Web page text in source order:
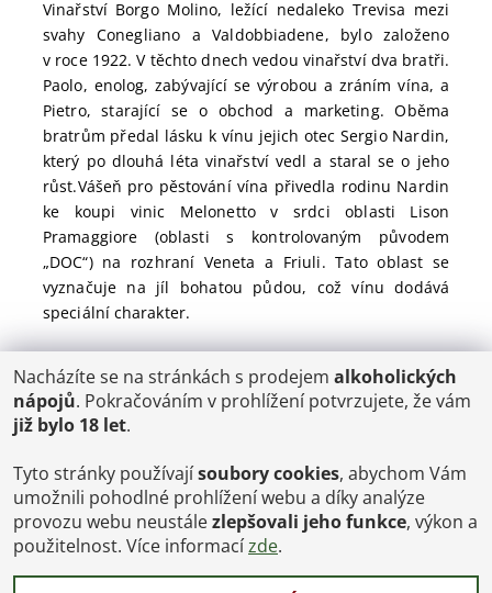
Vinařství Borgo Molino, ležící nedaleko Trevisa mezi
svahy Conegliano a Valdobbiadene, bylo založeno
v roce 1922. V těchto dnech vedou vinařství dva bratři.
Paolo, enolog, zabývající se výrobou a zráním vína, a
Pietro, starající se o obchod a marketing. Oběma
bratrům předal lásku k vínu jejich otec Sergio Nardin,
který po dlouhá léta vinařství vedl a staral se o jeho
růst.Vášeň pro pěstování vína přivedla rodinu Nardin
ke koupi vinic Melonetto v srdci oblasti Lison
Pramaggiore (oblasti s kontrolovaným původem
„DOC“) na rozhraní Veneta a Friuli. Tato oblast se
vyznačuje na jíl bohatou půdou, což vínu dodává
speciální charakter.
POŠTOVNÉ
ČR: od 95,-
SK: 350,-
€ = 24,00 CZK
Dopravy a Platby
Jsme internetový obchod, osobní odběr není možný.
Nacházíte se na stránkách s prodejem alkoholických
nápojů. Pokračováním v prohlížení potvrzujete, že vám
již bylo 18 let.
Tyto stránky používajísoubory cookies, abychom Vám
umožnili pohodlné prohlížení webu a díky analýze
provozu webu neustálezlepšovali jeho funkce, výkon a
použitelnost. Více informacízde.